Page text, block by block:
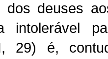
dos deuses
intolerável
29) é,